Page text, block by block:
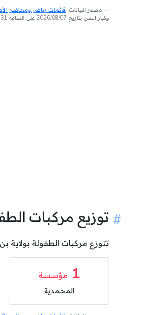
مصدر البيانات: قائمات رياض ومحاضن
وكبار السن بتاريخ 2026/08/07 على الساعة 16:31
توزيع مركبات
تتوزع مركبات الطفولة بولاية بن عروس على
1 مؤسسة
المحمدية